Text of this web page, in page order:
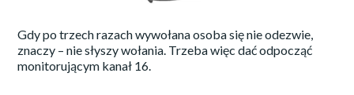
Gdy po trzech razach wywołana osoba się nie odezwie,
znaczy – nie słyszy wołania. Trzeba więc dać odpocząć
monitorującym kanał 16.